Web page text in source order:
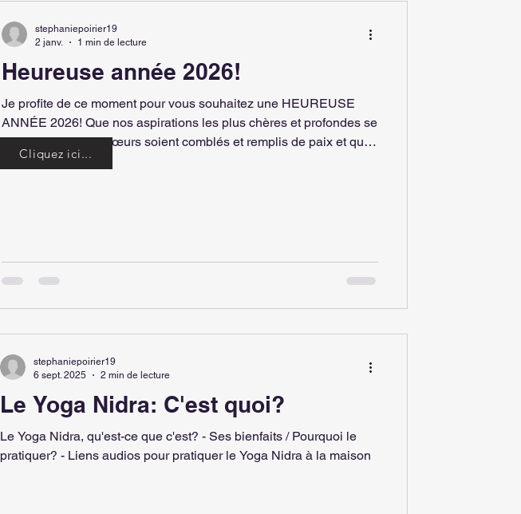
Heureuse année 2026!
Je profite de ce moment pour vous souhaitez une HEUREUSE
ANNÉE 2026! Que nos aspirations les plus chères et profondes se
réalisent, que nos cœurs soient comblés et remplis de paix et que
la douceur et l'alignement intérieur s’installe et grandisse en
stephaniepoirier19
2 janv.
1 min de lecture
Le Yoga Nidra: C'est quoi?
Le Yoga Nidra, qu'est-ce que c'est? - Ses bienfaits / Pourquoi le
pratiquer? - Liens audios pour pratiquer le Yoga Nidra à la maison
stephaniepoirier19
6 sept. 2025
2 min de lecture
Cliquez ici...